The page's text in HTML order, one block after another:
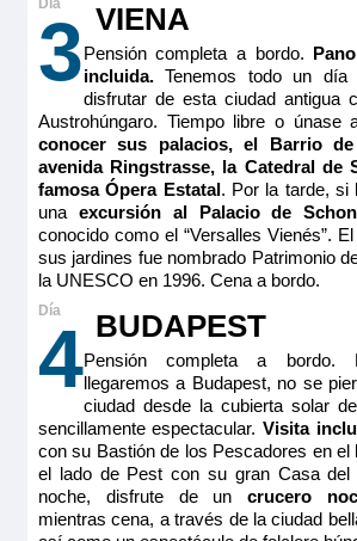
3 VIENA
Pensión completa a bordo.
incluida.Tenemos todo un día
disfrutar de esta ciudad antigua
Austrohúngaro. Tiempo libre o
conocer sus palacios, el Barrio
avenida Ringstrasse, la Catedral de
famosa Ópera Estatal. Por la tarde, si
una excursión al Palacio de
conocido como el “Versalles Vienés”.
sus jardines fue nombrado Patrimonio
la UNESCO en 1996. Cena a bordo.
4 BUDAPEST
Pensión completa a bordo.
llegaremos a Budapest, no se
ciudad desde la cubierta solar
sencillamente espectacular. Visita
con su Bastión de los Pescadores en el
el lado de Pest con su gran Casa del
noche, disfrute de uncrucero
mientras cena, a través de la ciudad